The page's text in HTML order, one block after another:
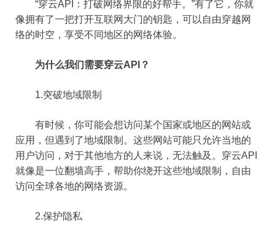
“穿云API：打破网络界限的好帮手。”有了它，你就
像拥有了一把打开互联网大门的钥匙，可以自由穿越网
络的时空，享受不同地区的网络体验。
为什么我们需要穿云API？
1.突破地域限制
有时候，你可能会想访问某个国家或地区的网站或
应用，但遇到了地域限制。这些网站可能只允许当地的
用户访问，对于其他地方的人来说，无法触及。穿云API
就像是一位翻墙高手，帮助你绕开这些地域限制，自由
访问全球各地的网络资源。
2.保护隐私